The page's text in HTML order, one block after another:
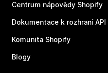
Centrum nápovědy Shopify
Dokumentace k rozhraní API
Komunita Shopify
Blogy